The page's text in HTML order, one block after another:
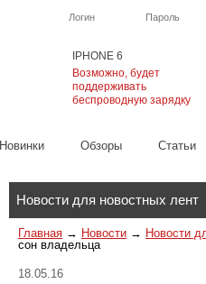
IPHONE 6
Возможно, будет
поддерживать
беспроводную зарядку
Логин Пароль
Новинки Обзоры Cтатьи
Новости для новостных лент
Главная → Новости → Новости
сон владельца
18.05.16